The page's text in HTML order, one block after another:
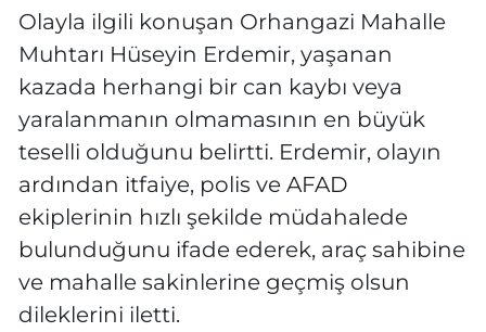
Olayla ilgili konuşan Orhangazi Mahalle
Muhtarı Hüseyin Erdemir, yaşanan
kazada herhangi bir can kaybı veya
yaralanmanın olmamasının en büyük
teselli olduğunu belirtti. Erdemir, olayın
ardından itfaiye, polis ve AFAD
ekiplerinin hızlı şekilde müdahalede
bulunduğunu ifade ederek, araç sahibine
ve mahalle sakinlerine geçmiş olsun
dileklerini iletti.